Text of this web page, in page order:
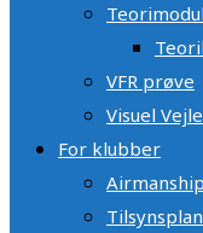
VFR prøve
Visuel
For klubber
Tilsynsplan